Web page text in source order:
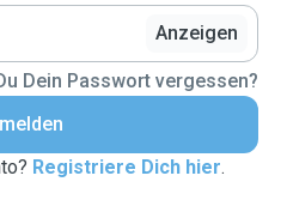
Anzeigen
Dein Passwort vergessen?
Registriere Dich hier.